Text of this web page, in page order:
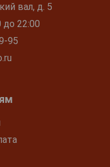
вал, д. 5
22:00
95